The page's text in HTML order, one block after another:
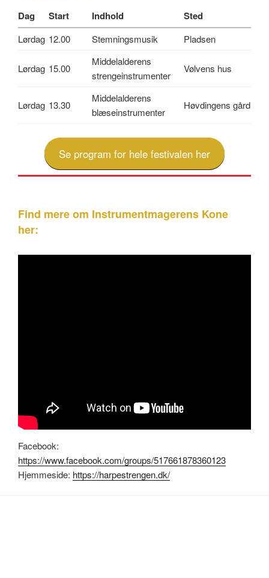
Dag Start Indhold Sted
Lørdag 12.00 Stemningsmusik Pladsen
Lørdag 15.00
Middelalderens
strengeinstrumenter
Vølvens hus
Lørdag 13.30
Middelalderens
blæseinstrumenter
Høvdingens gård
Se program for hele festivalen her
Find mere om Instrumentmagerens Kone
her:
Facebook:
https://www.facebook.com/groups/517661878360123
Hjemmeside: https://harpestrengen.dk/